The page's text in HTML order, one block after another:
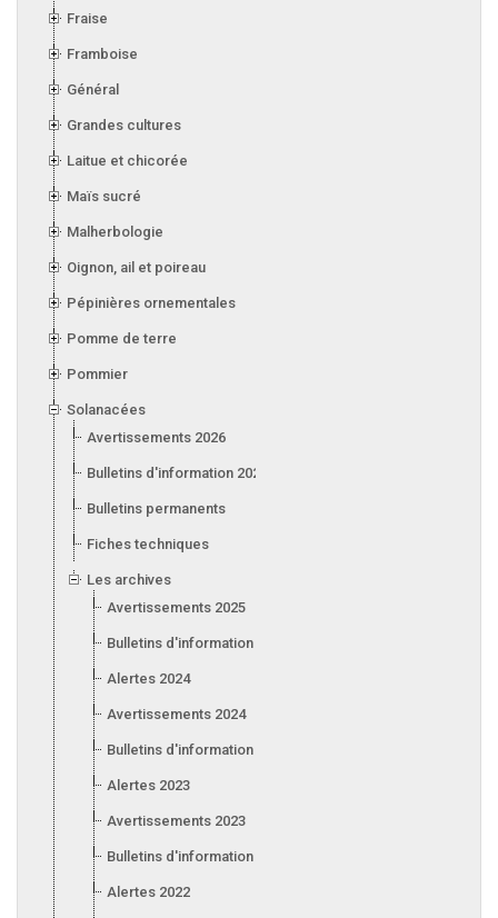
Fraise
Framboise
Général
Grandes cultures
Laitue et chicorée
Maïs sucré
Malherbologie
Oignon, ail et poireau
Pépinières ornementales
Pomme de terre
Pommier
Solanacées
Avertissements 2026
Bulletins d'information 2026
Bulletins permanents
Fiches techniques
Les archives
Avertissements 2025
Bulletins d'information 2025
Alertes 2024
Avertissements 2024
Bulletins d'information 2024
Alertes 2023
Avertissements 2023
Bulletins d'information 2023
Alertes 2022